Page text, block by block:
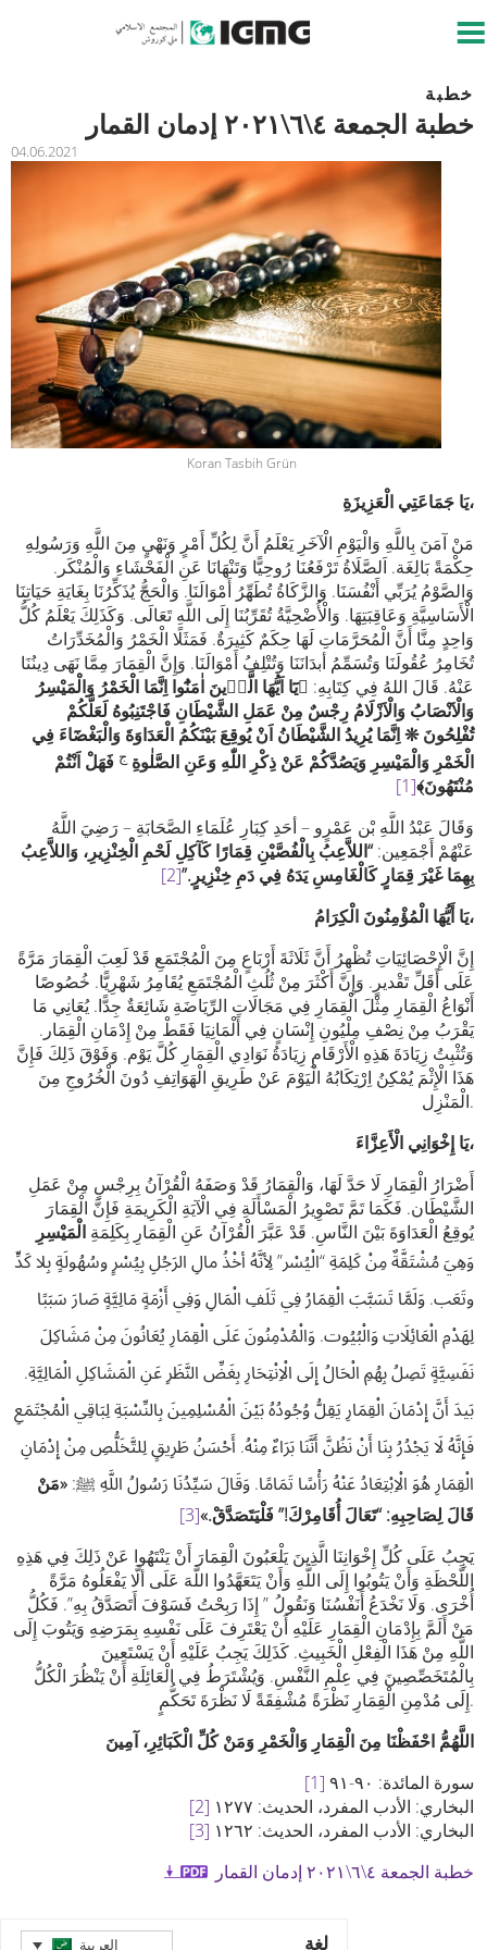
خطبة
خطبة الجمعة ٤\٦\٢٠٢١ إدمان القمار
04.06.2021
Koran Tasbih Grün
يَا جَمَاعَتِي الْعَزِيزَةِ،
مَنْ آمَنَ بِاللَّهِ وَالْيَوْمِ الْآخَرِ يَعْلَمُ أَنَّ لِكُلِّ أَمْرٍ وَنَهْيٍ مِنَ اللَّهِ وَرَسُولِهِ
حِكْمَةً بَالِغَة. اَلصَّلَاةُ تَرْفَعُنَا رُوحِيًّا وَتَنْهَانَا عَنِ الْفَحْشَاءِ وَالْمُنْكَر.
وَالصَّوْمُ يُرَبِّي أَنْفُسَنَا. وَالزَّكَاةُ تُطَهِّرُ أَمْوَالَنَا. وَالْحَجُّ يُذَكِّرُنَا بِغَايَةِ حَيَاتِنَا
الْأَسَاسِيَّةِ وَعَاقِبَتِهَا. وَالْأُضْحِيَّةُ تُقَرِّبُنَا إِلَى اللَّهِ تَعَالَى. وَكَذَلِكَ يَعْلَمُ كُلُّ
وَاحِدٍ مِنَّا أَنَّ الْمُحَرَّمَاتِ لَهَا حِكَمٌ كَثِيرَةٌ. فَمَثَلًا الْخَمْرُ وَالْمُخَدِّرَاتُ
تُخَامِرُ عُقُولَنَا وَتُسَمِّمُ أبدَانَنَا وَتُتْلِفُ أَمْوَالَنَا. وَإِنَّ الْقِمَارَ مِمَّا نَهَى دِينُنَا
عَنْهُ. قَالَ اللهُ فِي كِتَابِهِ: ﴿يَٓا اَيُّهَا الَّذٖينَ اٰمَنُٓوا اِنَّمَا الْخَمْرُ وَالْمَيْسِرُ
وَالْاَنْصَابُ وَالْاَزْلَامُ رِجْسٌ مِنْ عَمَلِ الشَّيْطَانِ فَاجْتَنِبُوهُ لَعَلَّكُمْ
تُفْلِحُونَ❊اِنَّمَا يُرِيدُ الشَّيْطَانُ اَنْ يُوقِعَ بَيْنَكُمُ الْعَدَاوَةَ وَالْبَغْضَٓاءَ فِي
الْخَمْرِ وَالْمَيْسِرِ وَيَصُدَّكُمْ عَنْ ذِكْرِ اللّٰهِ وَعَنِ الصَّلٰوةِج فَهَلْ اَنْتُمْ
مُنْتَهُونَ﴾[1]
وَقَالَ عَبْدُ اللَّهِ بْن عَمْرٍو – أحَدِ كِبَارِ عُلَمَاءِ الصَّحَابَةِ – رَضِيَ اللَّهُ
عَنْهُمْ أَجْمَعِين:“اللاَّعِبُ بِالْفُصَّيْنِ قِمَارًا كَآكِلِ لَحْمِ الْخِنْزِيرِ، وَاللاَّعِبُ
بِهِمَا غَيْرَ قِمَارٍ كَالْغَامِسِ يَدَهُ فِي دَمِ خِنْزِيرٍ.”[2]
يَا أَيُّهَا الْمُؤْمِنُونَ الْكِرَامُ،
إِنَّ الْإِحْصَائِيَاتِ تُظْهِرُ أَنَّ ثَلَاثَةَ أَرْبَاعٍ مِنَ الْمُجْتَمَعِ قَدْ لَعِبَ الْقِمَارَ مَرَّةً
عَلَى أَقَلِّ تَقْديرٍ. وَإِنَّ أَكْثَرَ مِنْ ثُلُثِ الْمُجْتَمَعِ يُقَامِرُ شَهْرِيًّا. خُصُوصًا
أَنْوَاعُ الْقِمَارِ مِثْلَ الْقِمَارِ فِي مَجَالَاتِ الرِّيَاضَةِ شَائِعَةٌ جِدًّا. يُعَانِي مَا
يَقْرَبُ مِنْ نِصْفِ مِلْيُونِ إِنْسَانٍ فِي أَلْمَانِيَا فَقَطْ مِنْ إِدْمَانِ الْقِمَار.
وَتُثْبِتُ زِيَادَةَ هَذِهِ الْأَرْقَامِ زِيَادَةُ نَوَادِي الْقِمَارِ كُلَّ يَوْم. وَفَوْقَ ذَلِكَ فَإِنَّ
هَذَا الْإِثْمَ يُمْكِنُ اِرْتِكَابُهُ الْيَوْمَ عَنْ طَرِيقِ الْهَوَاتِفِ دُونَ الْخُرُوجِ مِنَ
الْمَنْزِل.
يَا إِخْوَانِي الْأَعِزَّاءَ،
أَضْرَارُ الْقِمَارِ لَا حَدَّ لَهَا، وَالْقِمَارُ قَدْ وَصَفَهُ الْقُرْآنُ بِرِجْسٍ مِنْ عَمَلِ
الشَّيْطَان. فَكَمَا تَمَّ تَصْوِيرُ الْمَسْأَلَةِ فِي الْآيَةِ الْكَرِيمَةِ فَإِنَّ الْقِمَارَ
يُوقِعُ الْعَدَاوَةَ بَيْنَ النَّاسِ. قَدْ عَبَّرَ الْقُرْآنُ عَنِ الْقِمَارِ بِكَلِمَةِالْمَيْسِرِ
وَهِيَ مُشْتَقَّةٌ مِنْ كَلِمَةِ “الْيُسْر” لِأنَّهُ أخْذُ مالِ الرَجُلِ بِيُسْرٍ وسُهُولَةٍ بِلا كَدٍّ
وتَعَب. وَلَمَّا تَسَبَّبَ الْقِمَارُ فِي تَلَفِ الْمَالِ وَفِي أَزْمَةٍ مَالِيَّةٍ صَارَ سَبَبًا
لِهَدْمِ الْعَائِلَاتِ وَالْبُيُوت. وَالْمُدْمِنُونَ عَلَى الْقِمَارِ يُعَانُونَ مِنْ مَشَاكِلَ
نَفَسِيَّةٍ تَصِلُ بِهُمِ الْحَالُ إِلَى الْاِنْتِحَارِ بِغَضِّ النَّظَرِ عَنِ الْمَشَاكِلِ الْمَالِيَّةِ.
بَيدَ أَنَّ إِدْمَانَ الْقِمَارِ يَقِلُّ وُجُودُهُ بَيْنَ الْمُسْلِمِينَ بِالنِّسْبَةِ لِبَاقِي الْمُجْتَمَعِ
فَإِنَّهُ لَا يَجْدُرُ بِنَا أَنْ نَظُنَّ أَنَّنَا بَرَاءٌ مِنْهُ. أَحْسَنُ طَرِيقٍ لِلتَّخَلُّصِ مِنْ إِدْمَانِ
الْقِمَارِ هُوَ الْاِبْتِعَادُ عَنْهُ رَأْسًا تَمَامًا. وَقَالَ سَيِّدُنَا رَسُولُ اللَّهِ ﷺ:«مَنْ
قَالَ لِصَاحِبِهِ‏:‏ “تَعَالَ أُقَامِرْكَ!” فَلْيَتَصَدَّقْ.»
[3]
يَجِبُ عَلَى كُلِّ إِخْوَانِنَا الَّذِينَ يَلْعَبُونَ الْقِمَارَ أَنْ يَنْتَهُوا عَنْ ذَلِكَ فِي هَذِهِ
اللَّحْظَةِ وَأَنْ يَتُوبُوا إِلَى اللَّهِ وَأَنْ يَتَعَهَّدُوا اللَّهَ عَلَى ألَّا يَفْعَلُوهُ مَرَّةً
أُخْرَى. وَلَا نَخْدَعُ أَنَفْسُنَا وَنَقُولُ ” إِذَا رَبِحْتُ فَسَوْفَ أَتَصَدَّقُ بِهِ”. فَكُلُّ
مَنْ أَلَمَّ بِإِدْمَانِ الْقِمَارِ عَلَيْهِ أَنْ يَعْتَرِفَ عَلَى نَفْسِهِ بِمَرَضِهِ وَيَتُوبَ إِلَى
اللَّهِ مِنْ هَذَا الْفِعْلِ الْخَبِيثِ. كَذَلِكَ يَجِبُ عَلَيْهِ أَنْ يَسْتَعِينَ
بِالْمُتَخَصِّصِينَ فِي عِلْمِ النَّفْسِ. وَيُشْتَرَطُ فِي الْعَائِلَةِ أَنْ يَنْظُرَ الْكُلُّ
إِلَى مُدْمِنِ الْقِمَارِ نَظْرَةً مُشْفِقَةً لَا نَظْرَةَ تَحَكُّمٍ.
اللَّهُمُّ احْفَظْنَا مِنَ الْقِمَارِ وَالْخَمْرِ وَمَنْ كُلِّ الْكَبَائِرِ، آمِينَ
[1]
سورة المائدة: ٩٠-٩١
[2]
البخاري: الأدب المفرد، الحديث: ١٢٧٧
[3]
البخاري: الأدب المفرد، الحديث: ١٢٦٢
خطبة الجمعة ٤\٦\٢٠٢١ إدمان القمار
لغة العربية